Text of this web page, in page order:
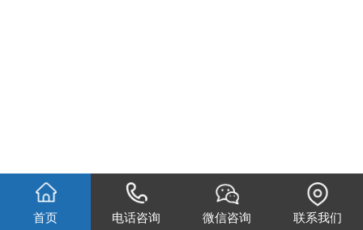
首页 电话咨询 微信咨询 联系我们